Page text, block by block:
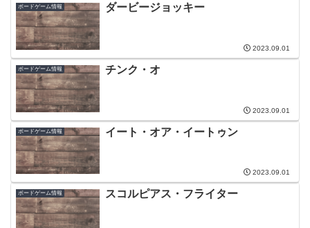
ボードゲーム情報 ダービージョッキー
2023.09.01
ボードゲーム情報 チンク・オ
2023.09.01
ボードゲーム情報 イート・オア・イートゥン
2023.09.01
ボードゲーム情報 スコルピアス・フライター